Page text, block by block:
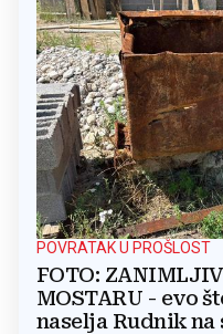
POVRATAK U PROŠLOST
FOTO:
MOSTARU - evo
naselja Rudnik na